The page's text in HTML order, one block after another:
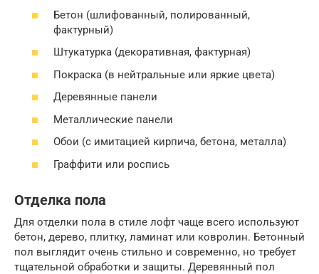
Бетон (шлифованный, полированный,
фактурный)
Штукатурка (декоративная, фактурная)
Покраска (в нейтральные или яркие цвета)
Деревянные панели
Металлические панели
Обои (с имитацией кирпича, бетона, металла)
Граффити или роспись
Отделка пола
Для отделки пола в стиле лофт чаще всего используют
бетон, дерево, плитку, ламинат или ковролин. Бетонный
пол выглядит очень стильно и современно, но требует
тщательной обработки и защиты. Деревянный пол